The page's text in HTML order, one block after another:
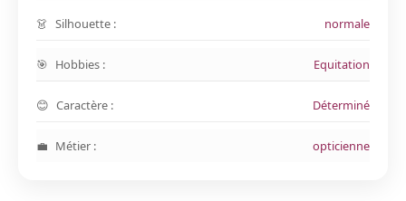
Silhouette : normale
Hobbies : Equitation
Caractère : Déterminé
Métier : opticienne